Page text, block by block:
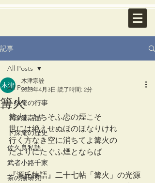
記事
All Posts
卜深庵の行事
卜深庵点描
卜深庵の歴史
佐久良私語
武者小路千家
茶の湯研究
All Posts
篝火
木津宗詮
2023年4月3日 読了時間: 2分
篝火にたちそふ恋の煙こそ
世には絶えせぬほのほなりけれ
行く方なき空に消ちてよ篝火の
たよりにたぐふ煙とならば
『源氏物語』二十七帖「篝火」の光源